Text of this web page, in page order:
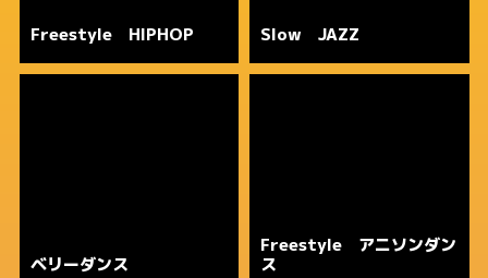
Freestyle HIPHOP Slow JAZZ
ベリーダンス
Freestyle アニソンダン
ス